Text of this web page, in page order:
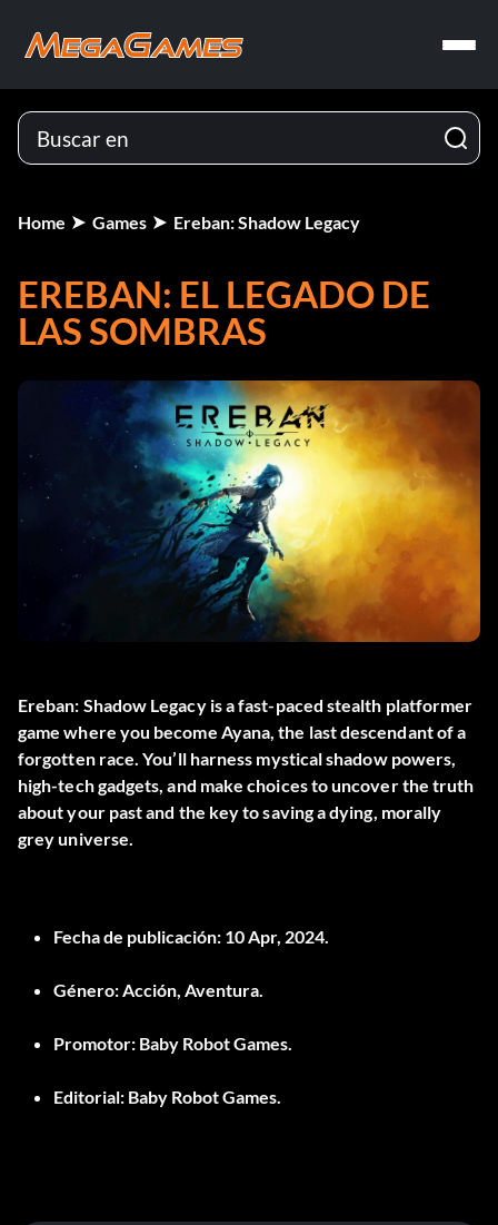
Home Games Ereban: Shadow Legacy
EREBAN: EL LEGADO DE
LAS SOMBRAS
Ereban: Shadow Legacy is a fast-paced stealth platformer
game where you become Ayana, the last descendant of a
forgotten race. You’ll harness mystical shadow powers,
high-tech gadgets, and make choices to uncover the truth
about your past and the key to saving a dying, morally
grey universe.
Fecha de publicación: 10 Apr, 2024.
Género:Acción, Aventura.
Promotor: Baby Robot Games.
Editorial: Baby Robot Games.